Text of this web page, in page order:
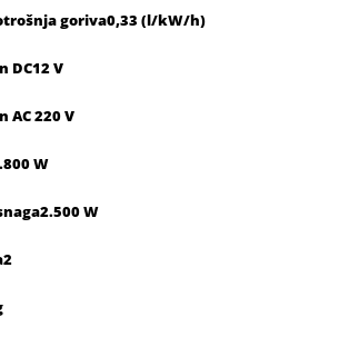
goriva0,33 (l/kW/h)
DC12 V
AC 220 V
W
W